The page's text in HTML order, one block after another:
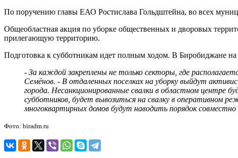
Биробиджане
По поручению главы ЕАО Ростислава Гольдштейна, во всех
Общеобластная акция по уборке общественных и дворовых
прилегающую территорию.
Подготовка к субботникам идет полным ходом. В Биробиджане на
- За каждой закреплены не только секторы, где
Семёнов. - В отдаленных поселках на уборку выйдут
города. Несанкционированные свалки в областном центре
субботников, будет вывозиться на свалку в оперативном
многоквартирных домов будут наводить порядок
Фото: biradm.ru